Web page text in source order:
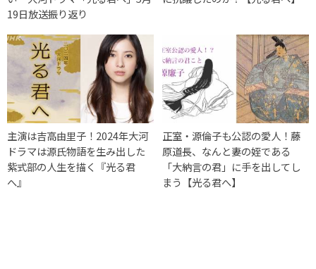
19日放送振り返り
主演は吉高由里子！2024年大河
ドラマは源氏物語を生み出した
紫式部の人生を描く『光る君
へ』
正室・源倫子も公認の愛人！藤
原道長、なんと妻の姪である
「大納言の君」に手を出してし
まう【光る君へ】